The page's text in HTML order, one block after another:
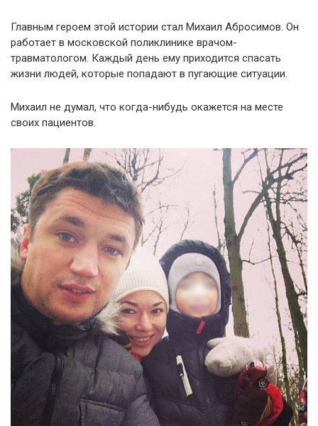
Главным героем этой истории стал Михаил Абросимов. Он
работает в московской поликлинике врачом-
травматологом. Каждый день ему приходится спасать
жизни людей, которые попадают в пугающие ситуации.
Михаил не думал, что когда-нибудь окажется на месте
своих пациентов.